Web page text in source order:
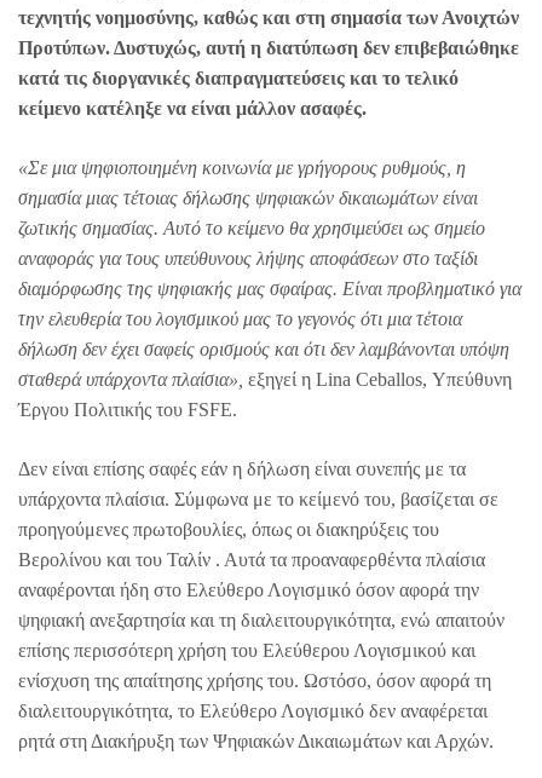
τεχνητής νοημοσύνης, καθώς και στη σημασία των Ανοιχτών
Προτύπων. Δυστυχώς, αυτή η διατύπωση δεν επιβεβαιώθηκε
κατά τις διοργανικές διαπραγματεύσεις και το τελικό
κείμενο κατέληξε να είναι μάλλον ασαφές.
«Σε μια ψηφιοποιημένη κοινωνία με γρήγορους ρυθμούς, η
σημασία μιας τέτοιας δήλωσης ψηφιακών δικαιωμάτων είναι
ζωτικής σημασίας. Αυτό το κείμενο θα χρησιμεύσει ως σημείο
αναφοράς για τους υπεύθυνους λήψης αποφάσεων στο ταξίδι
διαμόρφωσης της ψηφιακής μας σφαίρας. Είναι προβληματικό για
την ελευθερία του λογισμικού μας το γεγονός ότι μια τέτοια
δήλωση δεν έχει σαφείς ορισμούς και ότι δεν λαμβάνονται υπόψη
σταθερά υπάρχοντα πλαίσια», εξηγεί η Lina Ceballos, Υπεύθυνη
Έργου Πολιτικής του FSFE.
Δεν είναι επίσης σαφές εάν η δήλωση είναι συνεπής με τα
υπάρχοντα πλαίσια. Σύμφωνα με το κείμενό του, βασίζεται σε
προηγούμενες πρωτοβουλίες, όπως οι διακηρύξεις του
Βερολίνου και του Ταλίν . Αυτά τα προαναφερθέντα πλαίσια
αναφέρονται ήδη στο Ελεύθερο Λογισμικό όσον αφορά την
ψηφιακή ανεξαρτησία και τη διαλειτουργικότητα, ενώ απαιτούν
επίσης περισσότερη χρήση του Ελεύθερου Λογισμικού και
ενίσχυση της απαίτησης χρήσης του. Ωστόσο, όσον αφορά τη
διαλειτουργικότητα, το Ελεύθερο Λογισμικό δεν αναφέρεται
ρητά στη Διακήρυξη των Ψηφιακών Δικαιωμάτων και Αρχών.